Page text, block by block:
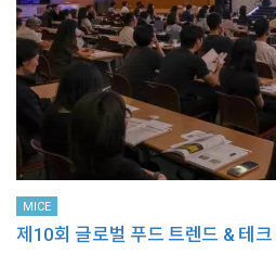
MICE
제10회 글로벌 푸드 트렌드 & 테